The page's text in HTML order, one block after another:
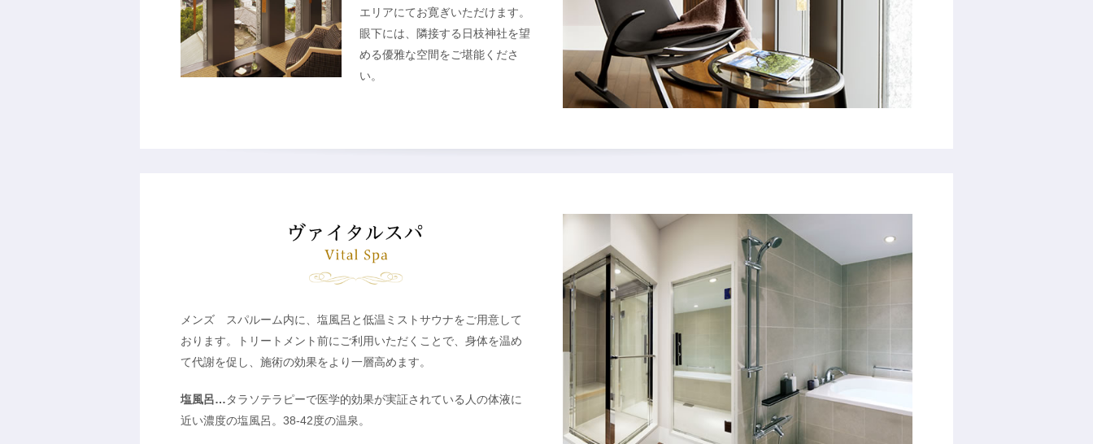
エリアにてお寛ぎいただけます。
眼下には、隣接する日枝神社を望
める優雅な空間をご堪能くださ
い。
メンズ スパルーム内に、塩風呂と低温ミストサウナをご用意して
おります。トリートメント前にご利用いただくことで、身体を温め
て代謝を促し、施術の効果をより一層高めます。
塩風呂…タラソテラピーで医学的効果が実証されている人の体液に
近い濃度の塩風呂。38-42度の温泉。